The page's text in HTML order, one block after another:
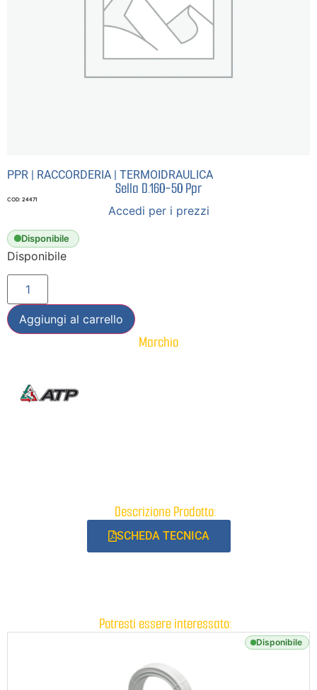
PPR | RACCORDERIA | TERMOIDRAULICA
Sella D.160-50 Ppr
COD: 24471
Accedi per i prezzi
Disponibile
Disponibile
Aggiungi al carrello
Marchio
Descrizione Prodotto:
SCHEDA TECNICA
Potresti essere interessato:
Disponibile